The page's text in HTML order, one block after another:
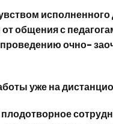
исполненного
общения с
очно-
уже на